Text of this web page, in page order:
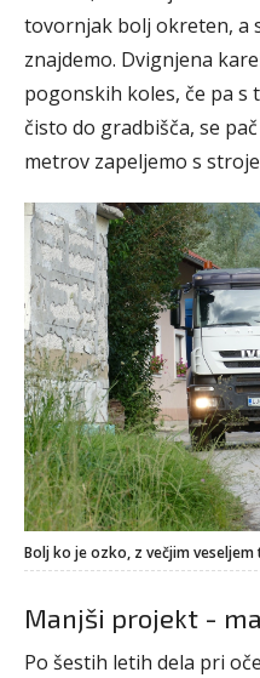
tovornjak bolj okreten, a
znajdemo. Dvignjena
pogonskih koles, če pa
čisto do gradbišča, se
metrov zapeljemo s
Bolj ko je ozko, z večjim veseljem
Manjši projekt -
Po šestih letih dela pri